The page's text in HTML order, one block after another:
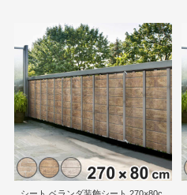
シート ベランダ装飾シート 270×80c